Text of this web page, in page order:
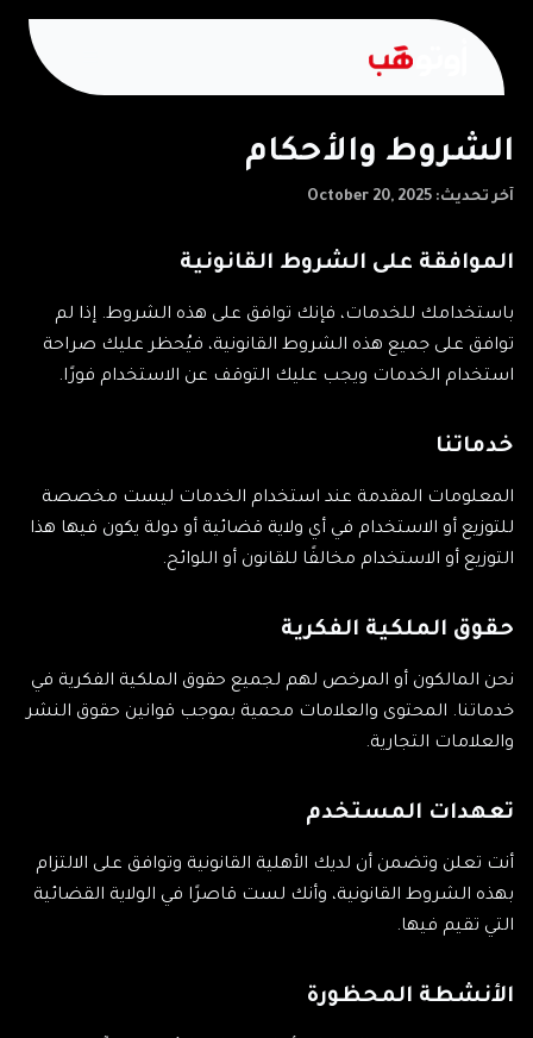
الشروط والأحكام
آخر تحديث: October 20, 2025
الموافقة على الشروط القانونية
باستخدامك للخدمات، فإنك توافق على هذه الشروط. إذا لم
توافق على جميع هذه الشروط القانونية، فيُحظر عليك صراحة
استخدام الخدمات ويجب عليك التوقف عن الاستخدام فورًا.
خدماتنا
المعلومات المقدمة عند استخدام الخدمات ليست مخصصة
للتوزيع أو الاستخدام في أي ولاية قضائية أو دولة يكون فيها هذا
التوزيع أو الاستخدام مخالفًا للقانون أو اللوائح.
حقوق الملكية الفكرية
نحن المالكون أو المرخص لهم لجميع حقوق الملكية الفكرية في
خدماتنا. المحتوى والعلامات محمية بموجب قوانين حقوق النشر
والعلامات التجارية.
تعهدات المستخدم
أنت تعلن وتضمن أن لديك الأهلية القانونية وتوافق على الالتزام
بهذه الشروط القانونية، وأنك لست قاصرًا في الولاية القضائية
التي تقيم فيها.
الأنشطة المحظورة